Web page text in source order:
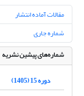
مقالات آماده انتشار
شماره جاری
شماره‌های پیشین نشریه
دوره 15 (1405)